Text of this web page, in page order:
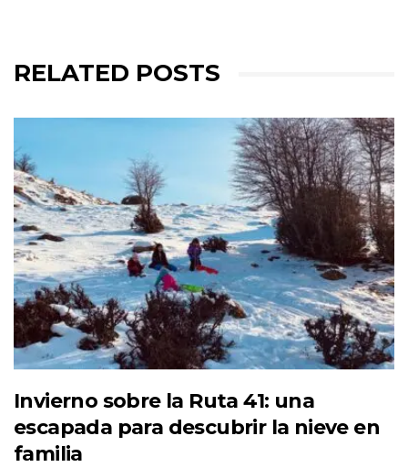
RELATED POSTS
Invierno sobre la Ruta 41: una
escapada para descubrir la nieve en
familia